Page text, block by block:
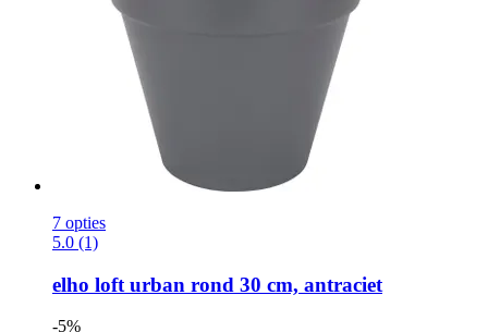
7 opties
5.0 (1)
elho loft urban rond 30 cm, antraciet
-5%